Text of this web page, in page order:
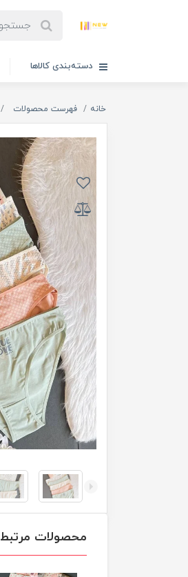
دسته‌بندی کالاها
خانه فهرست محصولات
محصولات مرتبط